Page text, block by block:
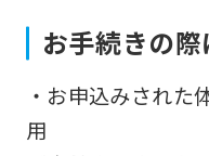
お手続きの
・お申込みされた
用